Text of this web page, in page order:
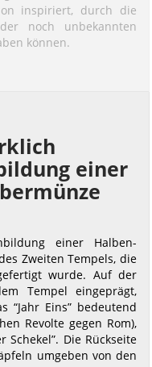
inspiriert, durch die
noch unbekannten
können.
einer
einer Halben-
Zweiten Tempels, die
wurde. Auf der
Tempel eingeprägt,
“Jahr Eins” bedeutend
Revolte gegen Rom),
Schekel”. Die Rückseite
umgeben von den